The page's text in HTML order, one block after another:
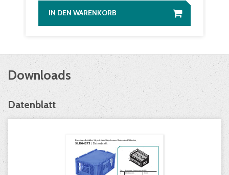
IN DEN WARENKORB
Downloads
Datenblatt